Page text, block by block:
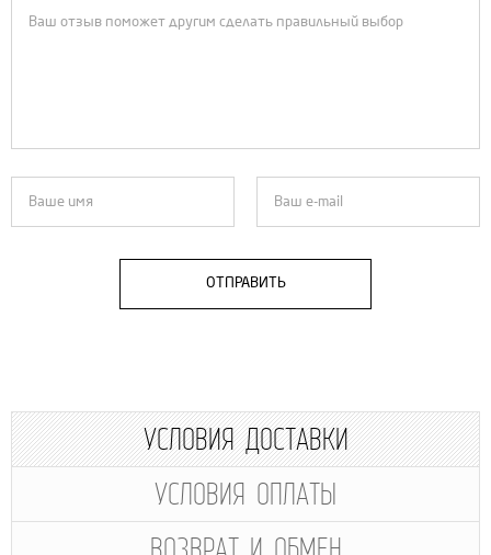
ОТПРАВИТЬ
УСЛОВИЯ ДОСТАВКИ
УСЛОВИЯ ОПЛАТЫ